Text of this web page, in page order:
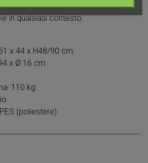
di alta qualità assicura una
in qualsiasi contesto.
x 44 x H48/90 cm
x Ø 16 cm
110 kg
(poliestere)